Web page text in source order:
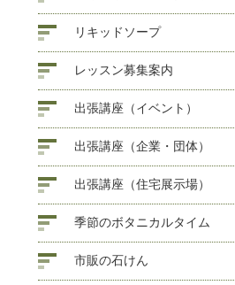
リキッドソープ
レッスン募集案内
出張講座（イベント）
出張講座（企業・団体）
出張講座（住宅展示場）
季節のボタニカルタイム
市販の石けん